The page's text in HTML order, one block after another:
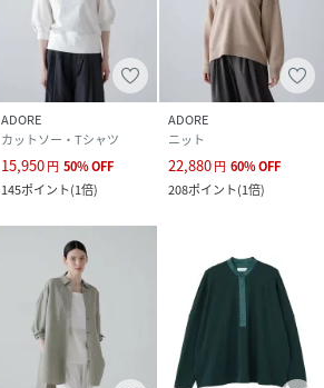
ADORE
カットソー・Tシャツ
15,950円 50%OFF
145ポイント(1倍)
ADORE
ニット
22,880円 60%OFF
208ポイント(1倍)